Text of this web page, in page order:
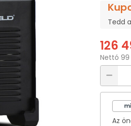
Tedd
126
Nettó 99
Az